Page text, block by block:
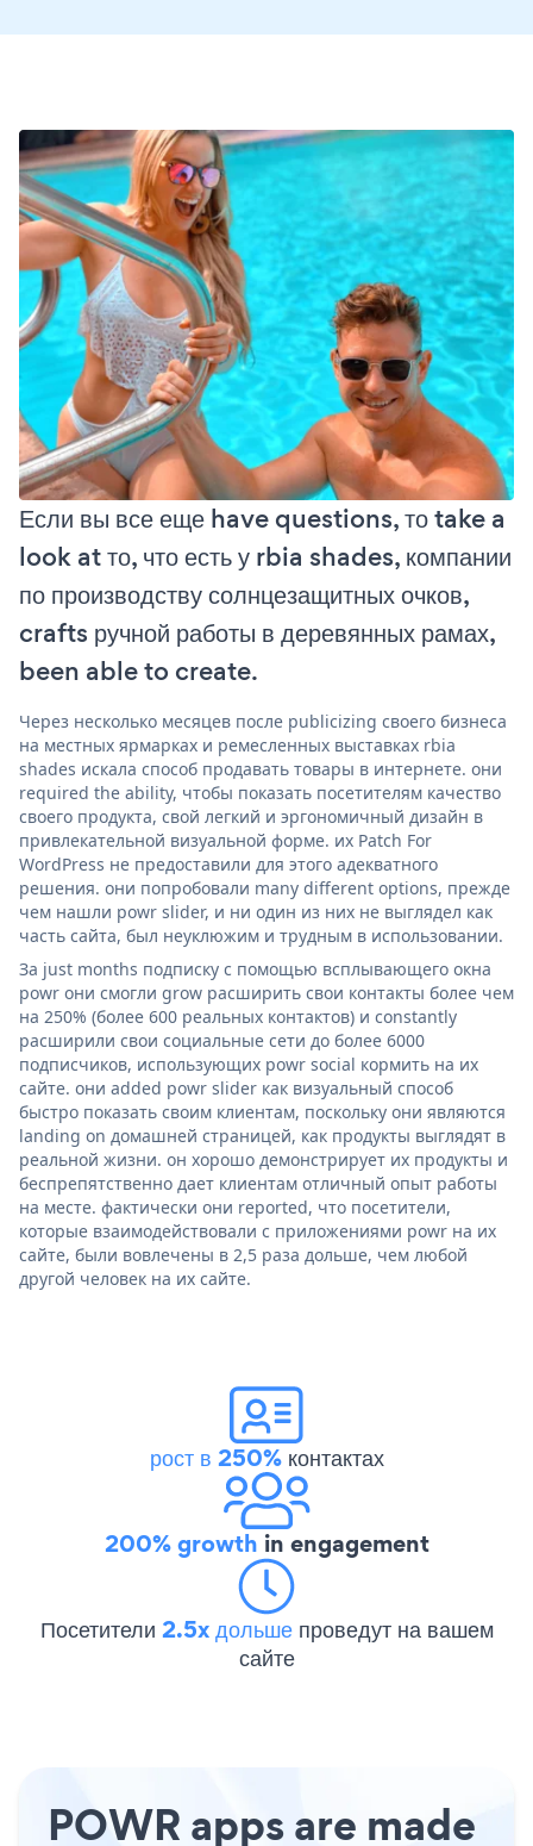
Если вы все еще have questions, то take a
look at то, что есть у rbia shades, компании
по производству солнцезащитных очков,
crafts ручной работы в деревянных рамах,
been able to create.
Через несколько месяцев после publicizing своего бизнеса
на местных ярмарках и ремесленных выставках rbia
shades искала способ продавать товары в интернете. они
required the ability, чтобы показать посетителям качество
своего продукта, свой легкий и эргономичный дизайн в
привлекательной визуальной форме. их Patch For
WordPress не предоставили для этого адекватного
решения. они попробовали many different options, прежде
чем нашли powr slider, и ни один из них не выглядел как
часть сайта, был неуклюжим и трудным в использовании.
За just months подписку с помощью всплывающего окна
powr они смогли grow расширить свои контакты более чем
на 250% (более 600 реальных контактов) и constantly
расширили свои социальные сети до более 6000
подписчиков, использующих powr social кормить на их
сайте. они added powr slider как визуальный способ
быстро показать своим клиентам, поскольку они являются
landing on домашней страницей, как продукты выглядят в
реальной жизни. он хорошо демонстрирует их продукты и
беспрепятственно дает клиентам отличный опыт работы
на месте. фактически они reported, что посетители,
которые взаимодействовали с приложениями powr на их
сайте, были вовлечены в 2,5 раза дольше, чем любой
другой человек на их сайте.
рост в 250%контактах
200% growth in engagement
Посетители 2.5x дольше проведут на вашем
сайте
POWR apps are made